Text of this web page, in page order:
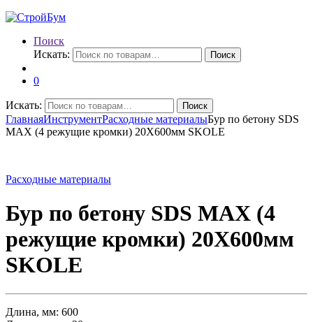
Поиск
Искать:
Поиск
0
Искать: Поиск
ГлавнаяИнструментРасходные материалыБур по бетону SDS
MAX (4 режущие кромки) 20X600мм SKOLE
Расходные материалы
Бур по бетону SDS MAX (4
режущие кромки) 20X600мм
SKOLE
Длина, мм: 600